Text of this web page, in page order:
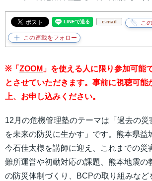
e-mail
※「 ZOOM 」を使える人に限り参加可能
とさせていただきます。 事前に視聴可能
上、お申し込みください。
12月の危機管理塾のテーマは「過去の災
を未来の防災に生かす」です。熊本県益
今石佳太様を講師に迎え、これまでの災
難所運営や初動対応の課題、熊本地震の
の防災体制づくり、BCPの取り組みなど